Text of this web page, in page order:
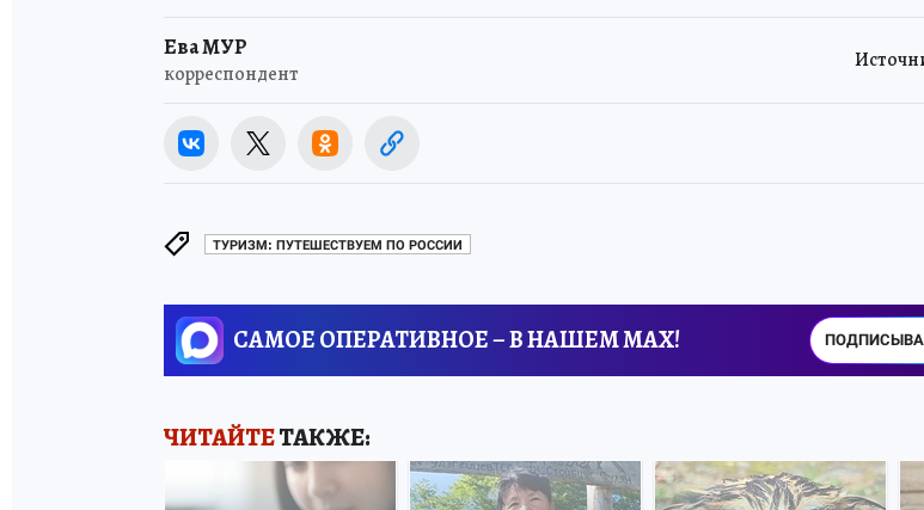
Ева МУР
корреспондент
ТУРИЗМ: ПУТЕШЕСТВУЕМ ПО РОССИИ
САМОЕ ОПЕРАТИВНОЕ – В НАШЕМ MAX!
ЧИТАЙТЕТАКЖЕ: